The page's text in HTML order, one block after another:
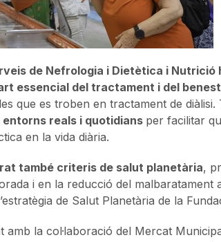
de Nefrologia i Dietètica i
essencial del tractament i del
que es troben en tractament de diàlisi.
entorns reals i quotidians per facilitar
en la vida diària.
també criteris de salut planetària,
i en la reducció del malbaratament
de Salut Planetària de la
amb la col·laboració del Mercat